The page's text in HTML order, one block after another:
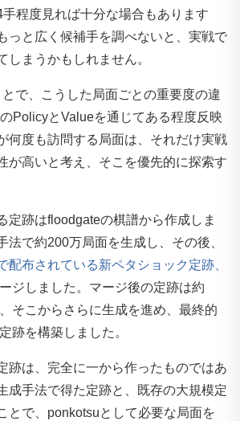
程度見れば十分な場合もあります
っと広く候補手を調べないと、実戦で
しまうかもしれません。
で、こうした局面ごとの重要度の違
PolicyとValueを通じてある程度反映
何度も訪問する局面は、それだけ実戦
が高いと考え、そこを優先的に探索す
定跡はfloodgateの棋譜から作成しま
法で約200万局面を生成し、その後、
配布されている新ペタショック定跡、
ジしました。マージ後の定跡は約
そこからさらに生成を進め、最終的
跡を構築しました。
跡は、完全に一から作ったものではあ
成手法で得た定跡と、既存の大規模定
とで、ponkotsuとして必要な局面を